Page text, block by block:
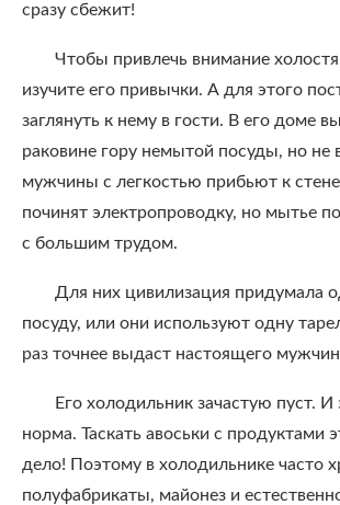
сразу сбежит!
Чтобы привлечь внимание
изучите его привычки. А для этого
заглянуть к нему в гости. В его доме
раковине гору немытой посуды, но не
мужчины с легкостью прибьют к стене
починят электропроводку, но мытье
с большим трудом.
Для них цивилизация придумала
посуду, или они используют одну
раз точнее выдаст настоящего
Его холодильник зачастую пуст. И
норма. Таскать авоськи с продуктами
дело! Поэтому в холодильнике часто
полуфабрикаты, майонез и